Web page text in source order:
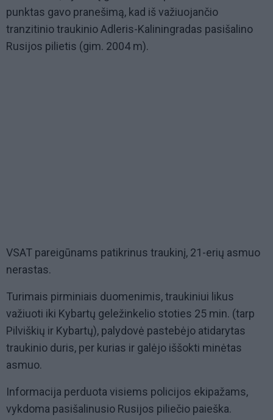
punktas gavo pranešimą, kad iš važiuojančio
tranzitinio traukinio Adleris-Kaliningradas pasišalino
Rusijos pilietis (gim. 2004 m).
VSAT pareigūnams patikrinus traukinį, 21-erių asmuo
nerastas.
Turimais pirminiais duomenimis, traukiniui likus
važiuoti iki Kybartų geležinkelio stoties 25 min. (tarp
Pilviškių ir Kybartų), palydovė pastebėjo atidarytas
traukinio duris, per kurias ir galėjo iššokti minėtas
asmuo.
Informacija perduota visiems policijos ekipažams,
vykdoma pasišalinusio Rusijos piliečio paieška.